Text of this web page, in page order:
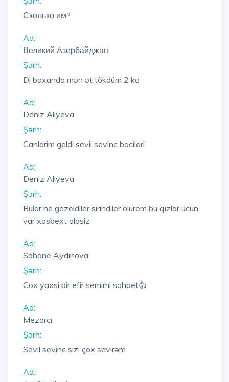
Сколько им?
Ad:
Великий Азербайджан
Şərh:
Dj baxanda mən ət tökdüm 2 kq
Ad:
Deniz Aliyeva
Şərh:
Canlarim geldi sevil sevinc bacilari
Ad:
Deniz Aliyeva
Şərh:
Bular ne gozeldiler sirindiler olurem bu qizlar ucun
var xosbext olasiz
Ad:
Sahane Aydinova
Şərh:
Cox yaxsi bir efir semimi sohbet👍
Ad:
Mezarcı
Şərh:
Sevil sevinc sizi çox sevirəm
Ad: